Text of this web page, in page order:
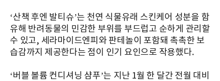
‘산책 후엔 발티슈’는 천연 식물유래 스킨케어 성분을 함
유해 반려동물의 민감한 부위를 부드럽고 순하게 관리할
수 있고, 세라마이드엔피와 판테놀이 포함돼 촉촉한 보
습감까지 제공한다는 점이 인기 요인으로 작용했다.
‘버블 볼륨 컨디셔닝 샴푸’는 지난 1월 한 달간 전월 대비